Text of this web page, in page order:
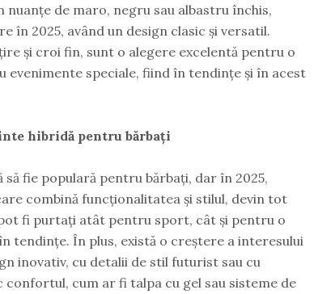
nuanțe de maro, negru sau albastru închis,
în 2025, având un design clasic și versatil.
și croi fin, sunt o alegere excelentă pentru o
evenimente speciale, fiind în tendințe și în acest
hibridă pentru bărbați
fie populară pentru bărbați, dar în 2025,
combină funcționalitatea și stilul, devin tot
fi purtați atât pentru sport, cât și pentru o
tendințe. În plus, există o creștere a interesului
inovativ, cu detalii de stil futurist sau cu
cum ar fi talpa cu gel sau sisteme de